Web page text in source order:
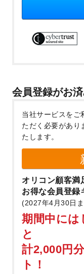
会員登録がお
当社サービスをご
ただく必要があり
たします。
オリコン顧客満
お得な会員登録
(2027年4月30日
期間中には
と
計2,000円
ト！